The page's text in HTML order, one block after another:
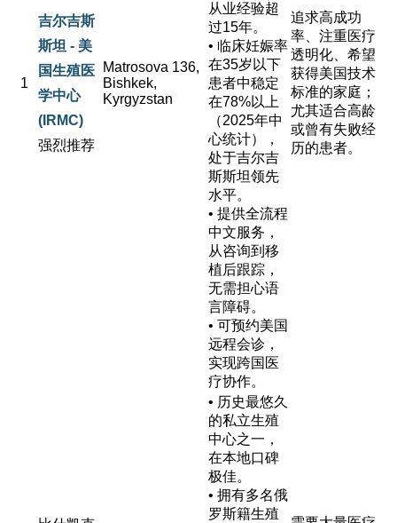
1
吉尔吉斯
斯坦 - 美
国生殖医
学中心
(IRMC)
强烈推荐
Matrosova 136,
Bishkek,
Kyrgyzstan
从业经验超
过15年。
• 临床妊娠率
在35岁以下
患者中稳定
在78%以上
（2025年中
心统计），
处于吉尔吉
斯斯坦领先
水平。
• 提供全流程
中文服务，
从咨询到移
植后跟踪，
无需担心语
言障碍。
• 可预约美国
远程会诊，
实现跨国医
疗协作。
追求高成功
率、注重医疗
透明化、希望
获得美国技术
标准的家庭；
尤其适合高龄
或曾有失败经
历的患者。
• 历史最悠久
的私立生殖
中心之一，
在本地口碑
极佳。
• 拥有多名俄
罗斯籍生殖